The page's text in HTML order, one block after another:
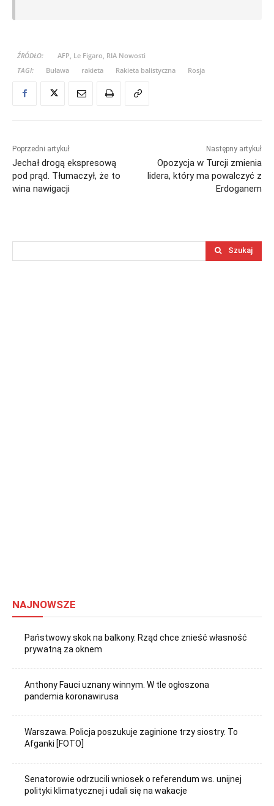
ŹRÓDŁO:
AFP, Le Figaro, RIA Nowosti
TAGI:
Buława rakieta Rakieta balistyczna Rosja
Poprzedni artykuł
Jechał drogą ekspresową
pod prąd. Tłumaczył, że to
wina nawigacji
Następny artykuł
Opozycja w Turcji zmienia
lidera, który ma powalczyć z
Erdoganem
Szukaj
NAJNOWSZE
Państwowy skok na balkony. Rząd chce znieść własność
prywatną za oknem
Anthony Fauci uznany winnym. W tle ogłoszona
pandemia koronawirusa
Warszawa. Policja poszukuje zaginione trzy siostry. To
Afganki [FOTO]
Senatorowie odrzucili wniosek o referendum ws. unijnej
polityki klimatycznej i udali się na wakacje